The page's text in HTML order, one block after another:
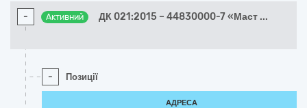
- Активний ДК 021:2015 – 44830000-7 «Маст ...
- Позиції
АДРЕСА